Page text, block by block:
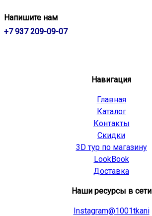
Напишите нам
+7 937 209-09-07
Навигация
Главная
Каталог
Контакты
Скидки
3D тур по магазину
LookBook
Доставка
Наши ресурсы в сети
Instagram@1001tkani